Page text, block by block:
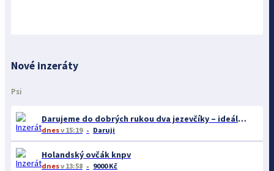
Nové inzeráty
Psi
Darujeme do dobrých rukou dva jezevčíky – ideálně společně
dnesv 15:19 Daruji
Holandský ovčák knpv
dnesv 13:58 9000 Kč